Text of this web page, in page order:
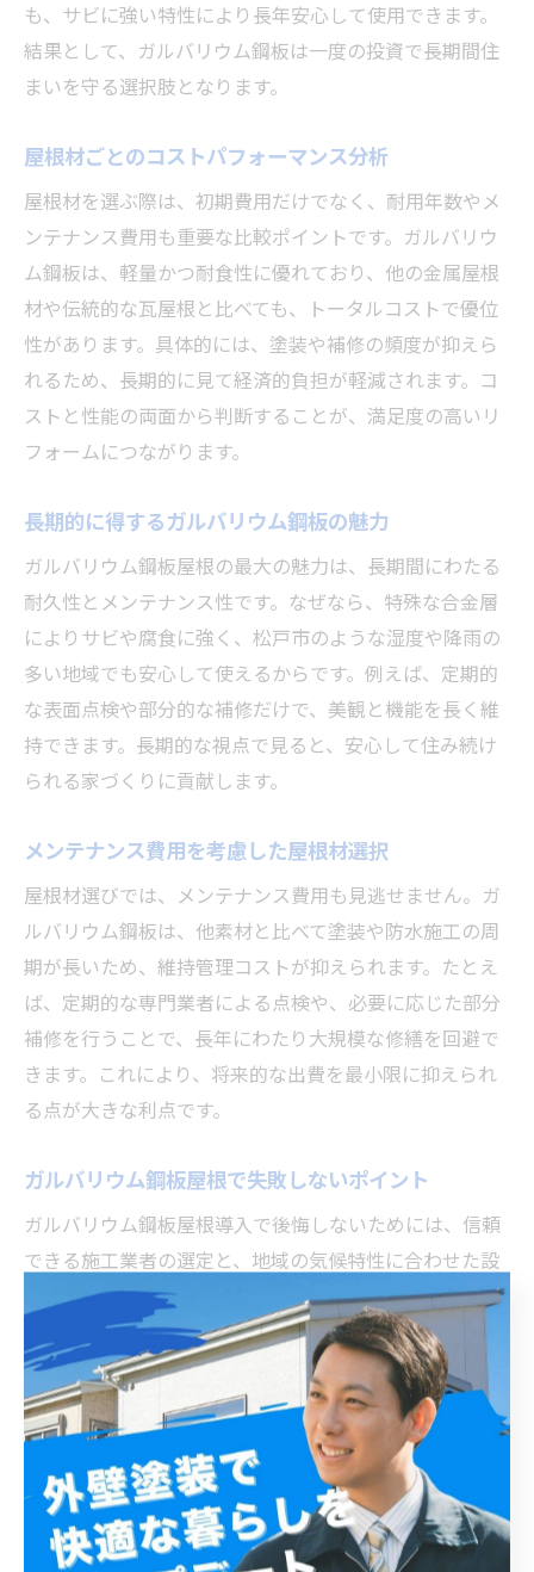
も、サビに強い特性により長年安心して使用できます。
結果として、ガルバリウム鋼板は一度の投資で長期間住
まいを守る選択肢となります。
屋根材ごとのコストパフォーマンス分析
屋根材を選ぶ際は、初期費用だけでなく、耐用年数やメ
ンテナンス費用も重要な比較ポイントです。ガルバリウ
ム鋼板は、軽量かつ耐食性に優れており、他の金属屋根
材や伝統的な瓦屋根と比べても、トータルコストで優位
性があります。具体的には、塗装や補修の頻度が抑えら
れるため、長期的に見て経済的負担が軽減されます。コ
ストと性能の両面から判断することが、満足度の高いリ
フォームにつながります。
長期的に得するガルバリウム鋼板の魅力
ガルバリウム鋼板屋根の最大の魅力は、長期間にわたる
耐久性とメンテナンス性です。なぜなら、特殊な合金層
によりサビや腐食に強く、松戸市のような湿度や降雨の
多い地域でも安心して使えるからです。例えば、定期的
な表面点検や部分的な補修だけで、美観と機能を長く維
持できます。長期的な視点で見ると、安心して住み続け
られる家づくりに貢献します。
メンテナンス費用を考慮した屋根材選択
屋根材選びでは、メンテナンス費用も見逃せません。ガ
ルバリウム鋼板は、他素材と比べて塗装や防水施工の周
期が長いため、維持管理コストが抑えられます。たとえ
ば、定期的な専門業者による点検や、必要に応じた部分
補修を行うことで、長年にわたり大規模な修繕を回避で
きます。これにより、将来的な出費を最小限に抑えられ
る点が大きな利点です。
ガルバリウム鋼板屋根で失敗しないポイント
ガルバリウム鋼板屋根導入で後悔しないためには、信頼
できる施工業者の選定と、地域の気候特性に合わせた設
計が重要です。理由は、適切な下地処理や仕上げが耐久
性に直結するからです。例えば、松戸市では台風や豪雨
対策として、防水性や耐風性を強化した施工が求められ
ます。事前の現地調査や細かな見積もり確認が、満足度
の高い仕上がりにつながります。
家計に優しい屋根リフォームの秘訣とは
家計に配慮した屋根リフォームを実現するには、初期費